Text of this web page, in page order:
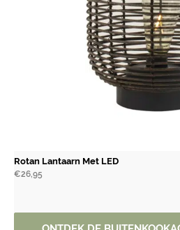
Rotan Lantaarn Met LED
€26,95